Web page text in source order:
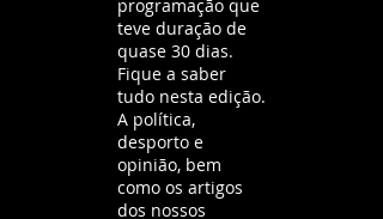
programação que
teve duração de
quase 30 dias.
Fique a saber
tudo nesta edição.
A política,
desporto e
opinião, bem
como os artigos
dos nossos